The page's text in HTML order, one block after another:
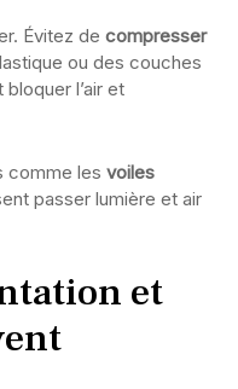
Évitez de compresser
ou des couches
l’air et
comme les voiles
passer lumière et air
et